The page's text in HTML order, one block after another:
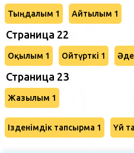
Тыңдалым 1 Айтылым 1
Страница 22
Оқылым 1 Ойтүрткі 1
Страница 23
Жазылым 1
Ізденімдік тапсырма 1 Үй